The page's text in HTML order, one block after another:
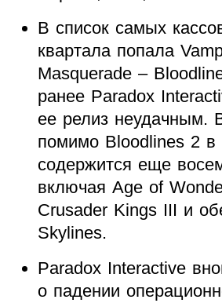
В список самых
квартала попала
Masquerade –
ранее Paradox
ее релиз неудачным.
помимо Bloodlines 2 в
содержится еще
включая Age of
Crusader Kings III и
Skylines.
Paradox Interactive
о падении